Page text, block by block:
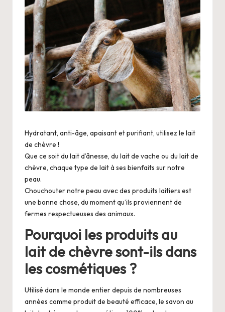
.
n
e
t
Hydratant, anti-âge, apaisant et purifiant, utilisez le lait
de chèvre !
Que ce soit du lait d’ânesse, du lait de vache ou du lait de
chèvre, chaque type de lait à ses bienfaits sur notre
peau.
Chouchouter notre peau avec des produits laitiers est
une bonne chose, du moment qu’ils proviennent de
fermes respectueuses des animaux.
Pourquoi les produits au
lait de chèvre sont-ils dans
les cosmétiques ?
Utilisé dans le monde entier depuis de nombreuses
années comme produit de beauté efficace, le savon au